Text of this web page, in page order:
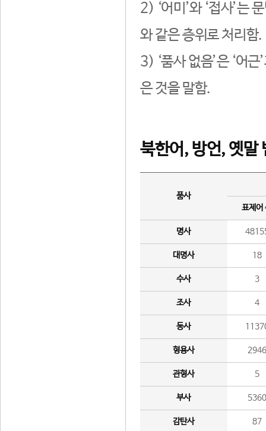
2) ‘어미’와 ‘접사’는
와 같은 층위로 처리함.
3) ‘품사 없음’은 ‘어
은 것을 말함.
북한어, 방언, 옛말
품사
표제어
명사
대명사 18
수사 3
조사 4
동사
형용사 2946
관형사 5
부사 5360
감탄사 87